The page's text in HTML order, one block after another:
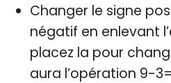
Changer le signe
négatif en enlevant
placez la pour
aura l’opération 9-